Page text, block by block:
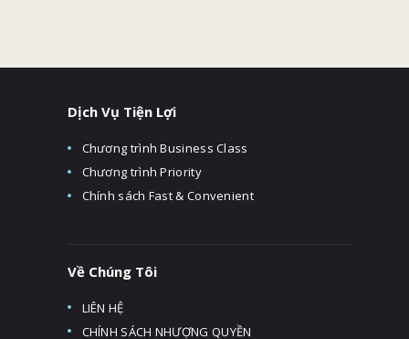
Dịch Vụ Tiện Lợi
Chương trình Business Class
Chương trình Priority
Chính sách Fast & Convenient
Về Chúng Tôi
LIÊN HỆ
CHÍNH SÁCH NHƯỢNG QUYỀN